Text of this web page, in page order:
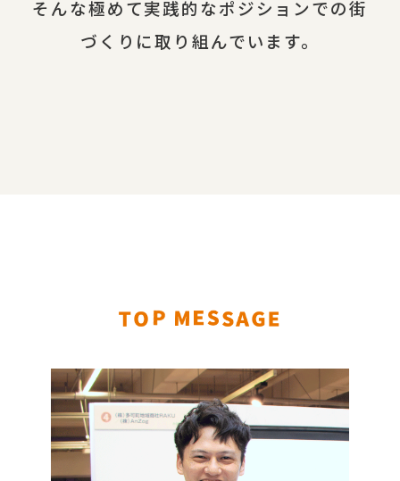
そんな極めて実践的なポジションでの街
づくりに取り組んでいます。